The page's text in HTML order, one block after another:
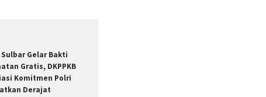
Gelar Bakti
Gratis, DKPPKB
Komitmen Polri
Derajat